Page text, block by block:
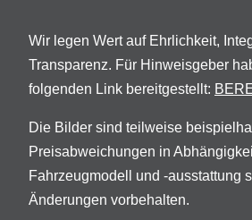
Wir legen Wert auf Ehrlichkeit,
Transparenz. Für Hinweisgeber
folgenden Link bereitgestellt:
Die Bilder sind teilweise
Preisabweichungen in
Fahrzeugmodell und -ausstattung
Änderungen vorbehalten.